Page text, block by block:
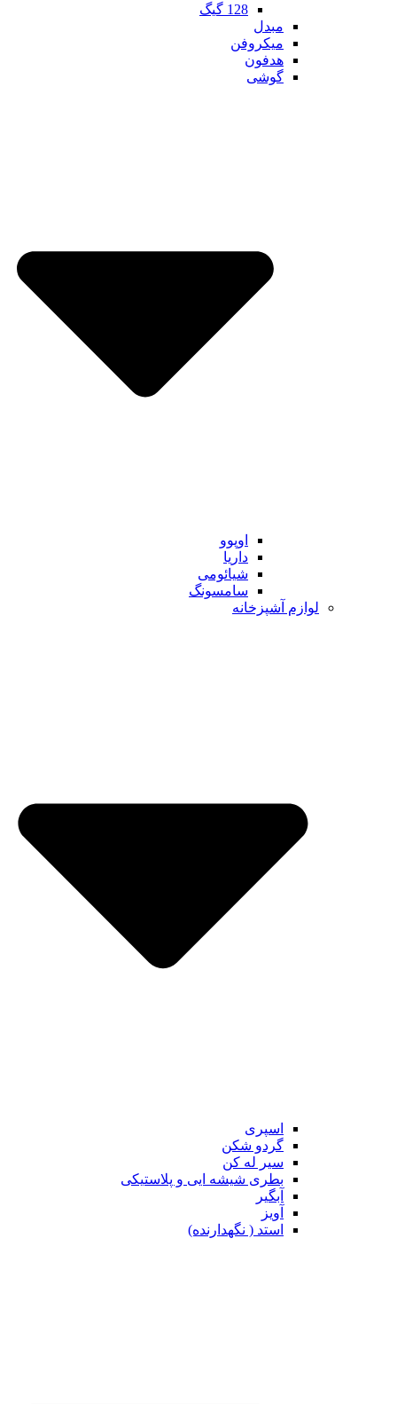
128 گیگ
مبدل
میکروفن
هدفون
گوشی
اوپوو
داریا
شیائومی
سامسونگ
لوازم آشپزخانه
اسپری
گردو شکن
سیر له کن
بطری شیشه ایی و پلاستیکی
آبگیر
آویز
استد ( نگهدارنده)